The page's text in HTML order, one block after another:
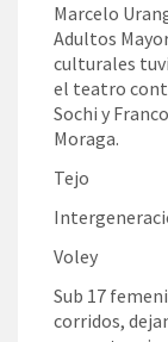
Marcelo
Adultos
culturales
el teatro
Sochi y
Moraga.
Tejo
Voley
Sub 17
corridos,